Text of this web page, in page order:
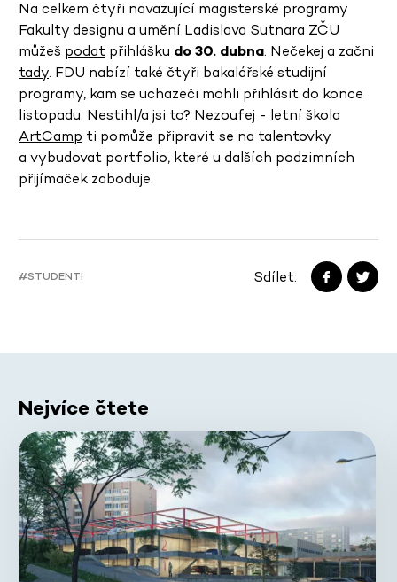
Na celkem čtyři navazující magisterské programy
Fakulty designu a umění Ladislava Sutnara ZČU
můžeš podat přihlášku do 30. dubna. Nečekej a začni
tady. FDU nabízí také čtyři bakalářské studijní
programy, kam se uchazeči mohli přihlásit do konce
listopadu. Nestihl/a jsi to? Nezoufej - letní škola
ArtCamp ti pomůže připravit se na talentovky
a vybudovat portfolio, které u dalších podzimních
přijímaček zaboduje.
#STUDENTI Sdílet:
Nejvíce čtete